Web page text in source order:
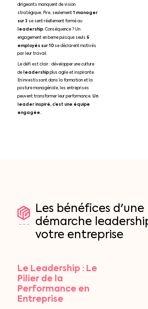
dirigeants manquent de vision
stratégique. Pire, seulement1 manager
sur 3 se sent réellement formé au
leadership. Conséquence ? Un
engagement en berne puisque seuls 6
employés sur 10se déclarent motivés
par leur travail.
Le défi est clair : développer une culture
deleadershipplus agile et inspirante.
En investissant dans la formation et la
posture managériale, les entreprises
peuvent transformer leur performance.Un
leader inspiré, c’est une équipe
engagée.
Les bénéfices d'une
démarche
votre entreprise
Le Leadership : Le
Pilier de la
Performance en
Entreprise